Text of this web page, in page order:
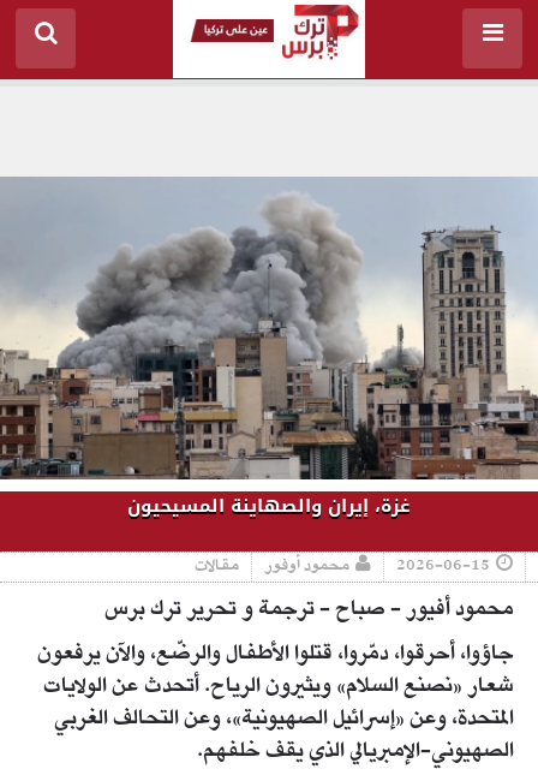
غزة، إيران والصهاينة المسيحيون
2026-06-15 محمود أوفور مقالات
محمود أفيور - صباح - ترجمة و تحرير ترك برس
جاؤوا، أحرقوا، دمّروا، قتلوا الأطفال والرضّع، والآن يرفعون
شعار «نصنع السلام» ويثيرون الرياح. أتحدث عن الولايات
المتحدة، وعن «إسرائيل الصهيونية»، وعن التحالف الغربي
الصهيوني-الإمبريالي الذي يقف خلفهم.